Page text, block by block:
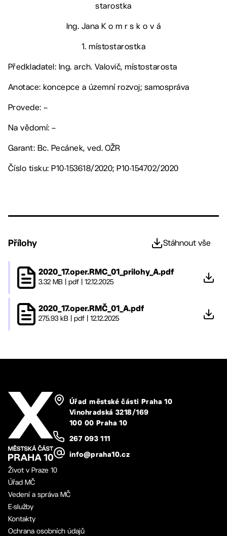
starostka
Ing. Jana K o m r s k o v á
1. místostarostka
Předkladatel: Ing. arch. Valovič, místostarosta
Anotace: koncepce a územní rozvoj; samospráva
Provede: –
Na vědomí: –
Garant: Bc. Pecánek, ved. OŽR
Číslo tisku: P10-153618/2020; P10-154702/2020
Přílohy Stáhnout vše
2020_17.oper.RMC_01_prilohy_A.pdf
3.32 MB pdf 12.12.2025
2020_17.oper.RMČ_01_A.pdf
275.93 kB pdf 12.12.2025
Úřad městské části Praha 10
Vinohradská 3218/169
100 00 Praha 10
267 093 111
info@praha10.cz
Život v Praze 10
Úřad MČ
Vedení a správa MČ
E-služby
Kontakty
Ochrana osobních údajů